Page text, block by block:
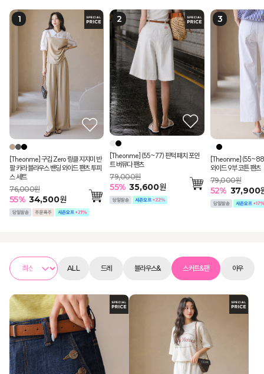
[Theonme] 구김 Zero 링클 지지미 반
팔 카라 블라우스 밴딩 와이드 팬츠 투피
스 세트
76,000원
55% 34,500원
[Theonme] (55~77) 핀턱 패치 포인
트 버뮤다 팬츠
79,000원
55% 35,600원
[Theonme] (55~88)
와이드 9부 코튼 팬츠
79,000원
52% 37,900
ALL 드레 블라우스& 스커트&팬 아우